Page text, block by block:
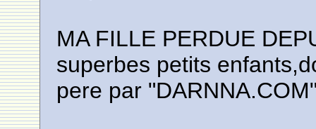
MA FILLE PERDUE
superbes petits
pere par